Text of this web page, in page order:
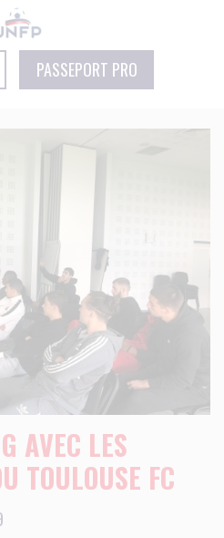
PASSEPORT PRO
AVEC LES
TOULOUSE FC